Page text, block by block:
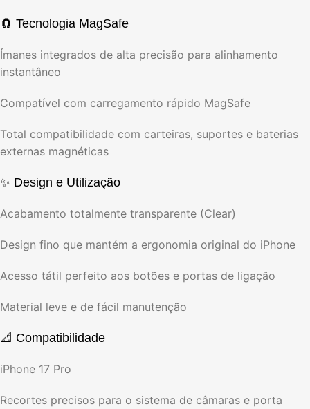
🧲 Tecnologia MagSafe
Ímanes integrados de alta precisão para alinhamento
instantâneo
Compatível com carregamento rápido MagSafe
Total compatibilidade com carteiras, suportes e baterias
externas magnéticas
✨ Design e Utilização
Acabamento totalmente transparente (Clear)
Design fino que mantém a ergonomia original do iPhone
Acesso tátil perfeito aos botões e portas de ligação
Material leve e de fácil manutenção
📐 Compatibilidade
iPhone 17 Pro
Recortes precisos para o sistema de câmaras e porta